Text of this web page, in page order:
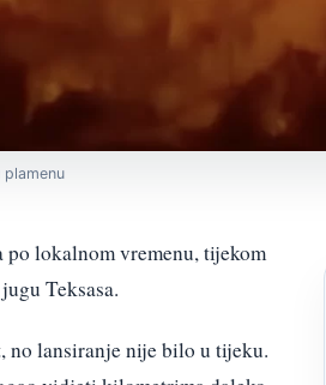
lokalnom vremenu, tijekom
Teksasa.
no lansiranje nije bilo u tijeku.